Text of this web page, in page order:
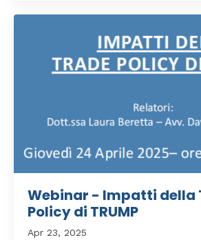
Webinar - Impatti della
Policy di TRUMP
Apr 23, 2025